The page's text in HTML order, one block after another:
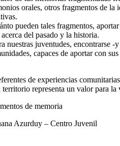
orales, otros fragmentos de
pueden tales fragmentos,
del pasado y la historia.
nuestras juventudes, encontrarse
capaces de aportar con
de experiencias
representa un valor para
de memoria
Azurduy – Centro Juvenil